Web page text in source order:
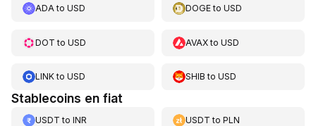
ADAto USD DOGEtoUSD
DOT to USD AVAXtoUSD
LINKto USD SHIB toUSD
Stablecoins en fiat
USDT to INR USDT toPLN